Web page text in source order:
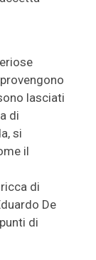
lasciati
di
si
il
di
De
di